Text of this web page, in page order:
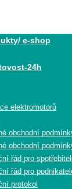
e-shop
24h
elektromotorů
obchodní
obchodní
řád pro
řád pro
protokol